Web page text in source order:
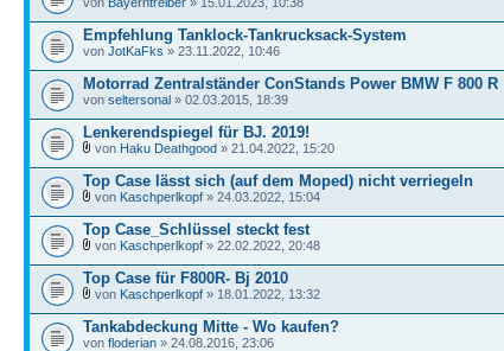
Empfehlung Tanklock-Tankrucksack-System
von JotKaFks » 23.11.2022, 10:46
Motorrad Zentralständer ConStands Power BMW F 800 R
von seltersonal » 02.03.2015, 18:39
Lenkerendspiegel für BJ. 2019!
von Haku Deathgood » 21.04.2022, 15:20
Top Case lässt sich (auf dem Moped) nicht verriegeln
von Kaschperlkopf » 24.03.2022, 15:04
Top Case_Schlüssel steckt fest
von Kaschperlkopf » 22.02.2022, 20:48
Top Case für F800R- Bj 2010
von Kaschperlkopf » 18.01.2022, 13:32
Tankabdeckung Mitte - Wo kaufen?
von floderian » 24.08.2016, 23:06